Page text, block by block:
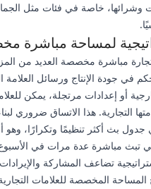
وشرائها، خاصة في فئات مثل
لمساحة مباشرة
مباشرة مخصصة العديد من المزايا
في جودة الإنتاج ورسائل العلامة
أو إعدادات مرتجلة، يمكن
التجارية. هذا الاتساق ضروري
جدول بث أكثر تنظيمًا وتكرارًا،
تبث مباشرة عدة مرات في
تضاعف المشاركة
المساحة المخصصة للعلامات